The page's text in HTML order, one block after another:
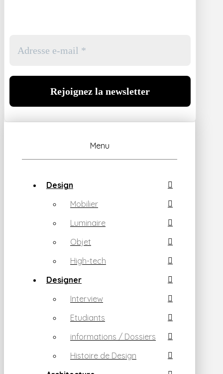
Menu
Design
Mobilier
Luminaire
Objet
High-tech
Designer
Interview
Etudiants
informations / Dossiers
Histoire de Design